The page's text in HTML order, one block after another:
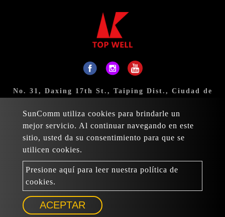
SunComm utiliza cookies para brindarle un
mejor servicio. Al continuar navegando en este
sitio, usted da su consentimiento para que se
utilicen cookies.
Presione aquí para leer nuestra política de
cookies.
ACEPTAR
No. 31, Daxing 17th St., Taiping Dist., Ciudad de
Correo:sales@topwell-tools.com
TELÉFONO:+886-4-23926088
Copyright © 2022-2026 Top Well Tools Industrial Co., Ltd.
All rights reserved.Atteipo.
Mapa del sitio
sales@topwell-tools.com